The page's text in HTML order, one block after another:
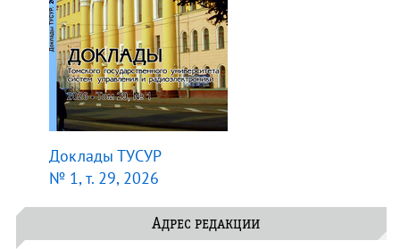
Доклады ТУСУР
№ 1, т. 29, 2026
Адрес редакции